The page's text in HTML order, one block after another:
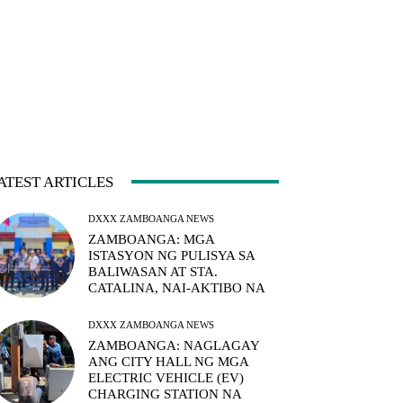
ARTICLES
DXXX ZAMBOANGA NEWS
ZAMBOANGA: MGA
ISTASYON NG PULISYA SA
BALIWASAN AT STA.
CATALINA, NAI-AKTIBO NA
DXXX ZAMBOANGA NEWS
ZAMBOANGA: NAGLAGAY
ANG CITY HALL NG MGA
ELECTRIC VEHICLE (EV)
CHARGING STATION NA